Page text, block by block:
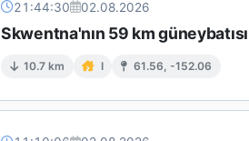
21:44:30 02.08.2026
Skwentna'nın 59 km
10.7 km I 61.56, -152.06